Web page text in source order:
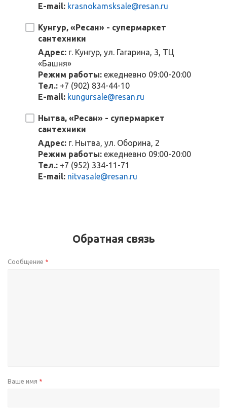
E-mail: krasnokamsksale@resan.ru
Кунгур, «Ресан» - супермаркет
сантехники
Адрес: г. Кунгур, ул. Гагарина, 3, ТЦ
«Башня»
Режим работы: ежедневно 09:00-20:00
Тел.: +7 (902) 834-44-10
E-mail: kungursale@resan.ru
Нытва, «Ресан» - супермаркет
сантехники
Адрес: г. Нытва, ул. Оборина, 2
Режим работы: ежедневно 09:00-20:00
Тел.: +7 (952) 334-11-71
E-mail: nitvasale@resan.ru
Обратная связь
Сообщение *
Ваше имя *